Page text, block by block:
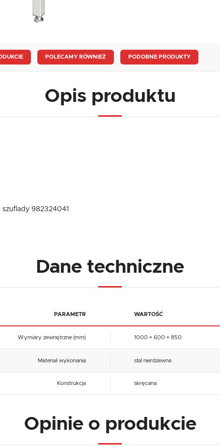
POLECAMY RÓWNIEŻ PODOBNE PRODUKTY
Opis produktu
szuflady 982324041
Dane techniczne
PARAMETR WARTOŚĆ
Wymiary zewnętrzne (mm) 1000 × 600 × 850
Materiał wykonania stal nierdzewna
Konstrukcja skręcana
Opinie o produkcie
USTAWIENIA